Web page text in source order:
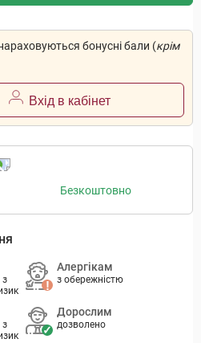
бонусні бали (крім
Вхід в кабінет
Безкоштовно
з
Алергікам
з обережністю
з
Дорослим
дозволено